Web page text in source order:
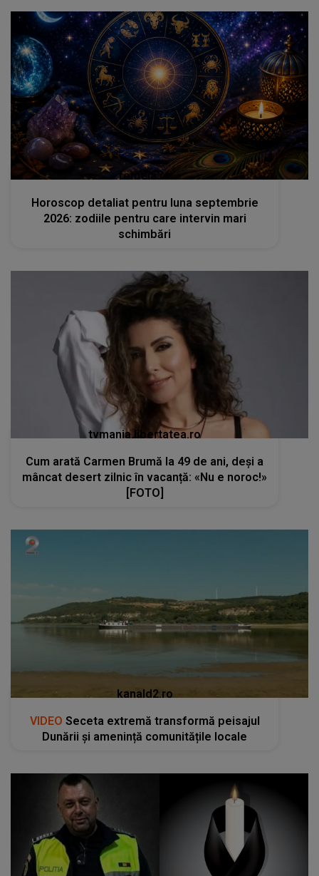
femeia.ro
Horoscop detaliat pentru luna septembrie
2026: zodiile pentru care intervin mari
schimbări
tvmania.libertatea.ro
Cum arată Carmen Brumă la 49 de ani, deși a
mâncat desert zilnic în vacanță: «Nu e noroc!»
[FOTO]
kanald2.ro
VIDEO Seceta extremă transformă peisajul
Dunării și amenință comunitățile locale